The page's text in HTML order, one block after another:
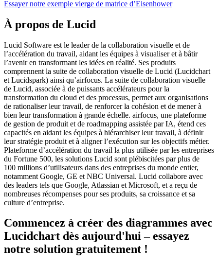
Essayer notre exemple vierge de matrice d’Eisenhower
À propos de Lucid
Lucid Software est le leader de la collaboration visuelle et de
l’accélération du travail, aidant les équipes à visualiser et à bâtir
l’avenir en transformant les idées en réalité. Ses produits
comprennent la suite de collaboration visuelle de Lucid (Lucidchart
et Lucidspark) ainsi qu’airfocus. La suite de collaboration visuelle
de Lucid, associée à de puissants accélérateurs pour la
transformation du cloud et des processus, permet aux organisations
de rationaliser leur travail, de renforcer la cohésion et de mener à
bien leur transformation à grande échelle. airfocus, une plateforme
de gestion de produit et de roadmapping assistée par IA, étend ces
capacités en aidant les équipes à hiérarchiser leur travail, à définir
leur stratégie produit et à aligner l’exécution sur les objectifs métier.
Plateforme d’accélération du travail la plus utilisée par les entreprises
du Fortune 500, les solutions Lucid sont plébiscitées par plus de
100 millions d’utilisateurs dans des entreprises du monde entier,
notamment Google, GE et NBC Universal. Lucid collabore avec
des leaders tels que Google, Atlassian et Microsoft, et a reçu de
nombreuses récompenses pour ses produits, sa croissance et sa
culture d’entreprise.
Commencez à créer des diagrammes avec
Lucidchart dès aujourd'hui – essayez
notre solution gratuitement !